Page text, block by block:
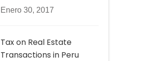
Enero 30, 2017
Tax on Real Estate
Transactions in Peru